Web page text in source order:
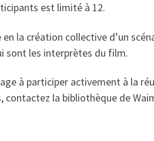
est limité à 12.
en la création collective d’un
sont les interprètes du film.
à participer activement à la
la bibliothèque de